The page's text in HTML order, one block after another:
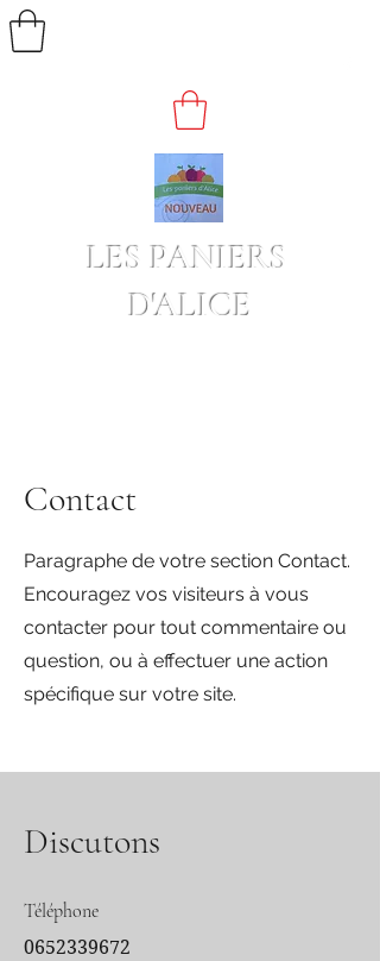
LES PANIERS
D'ALICE
Contact
Paragraphe de votre section Contact.
Encouragez vos visiteurs à vous
contacter pour tout commentaire ou
question, ou à effectuer une action
spécifique sur votre site.
Discutons
Téléphone
0652339672